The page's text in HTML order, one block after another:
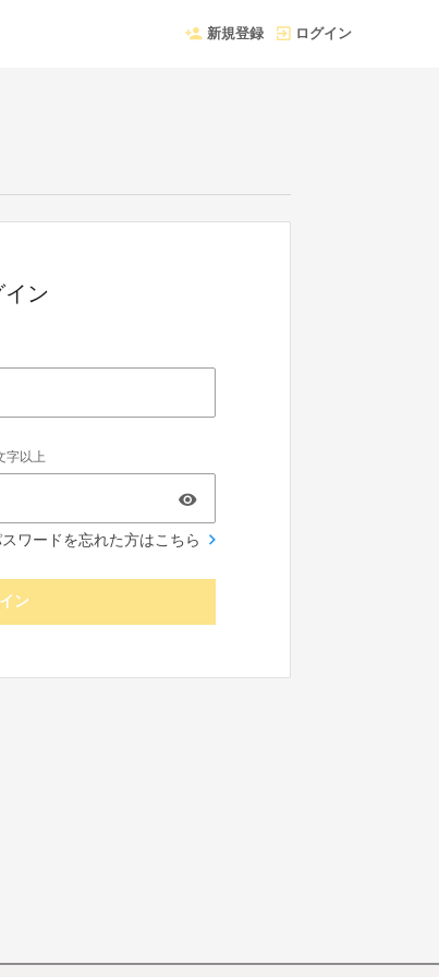
新規登録 ログイン
ン
字以上
ワードを忘れた方はこちら
ン